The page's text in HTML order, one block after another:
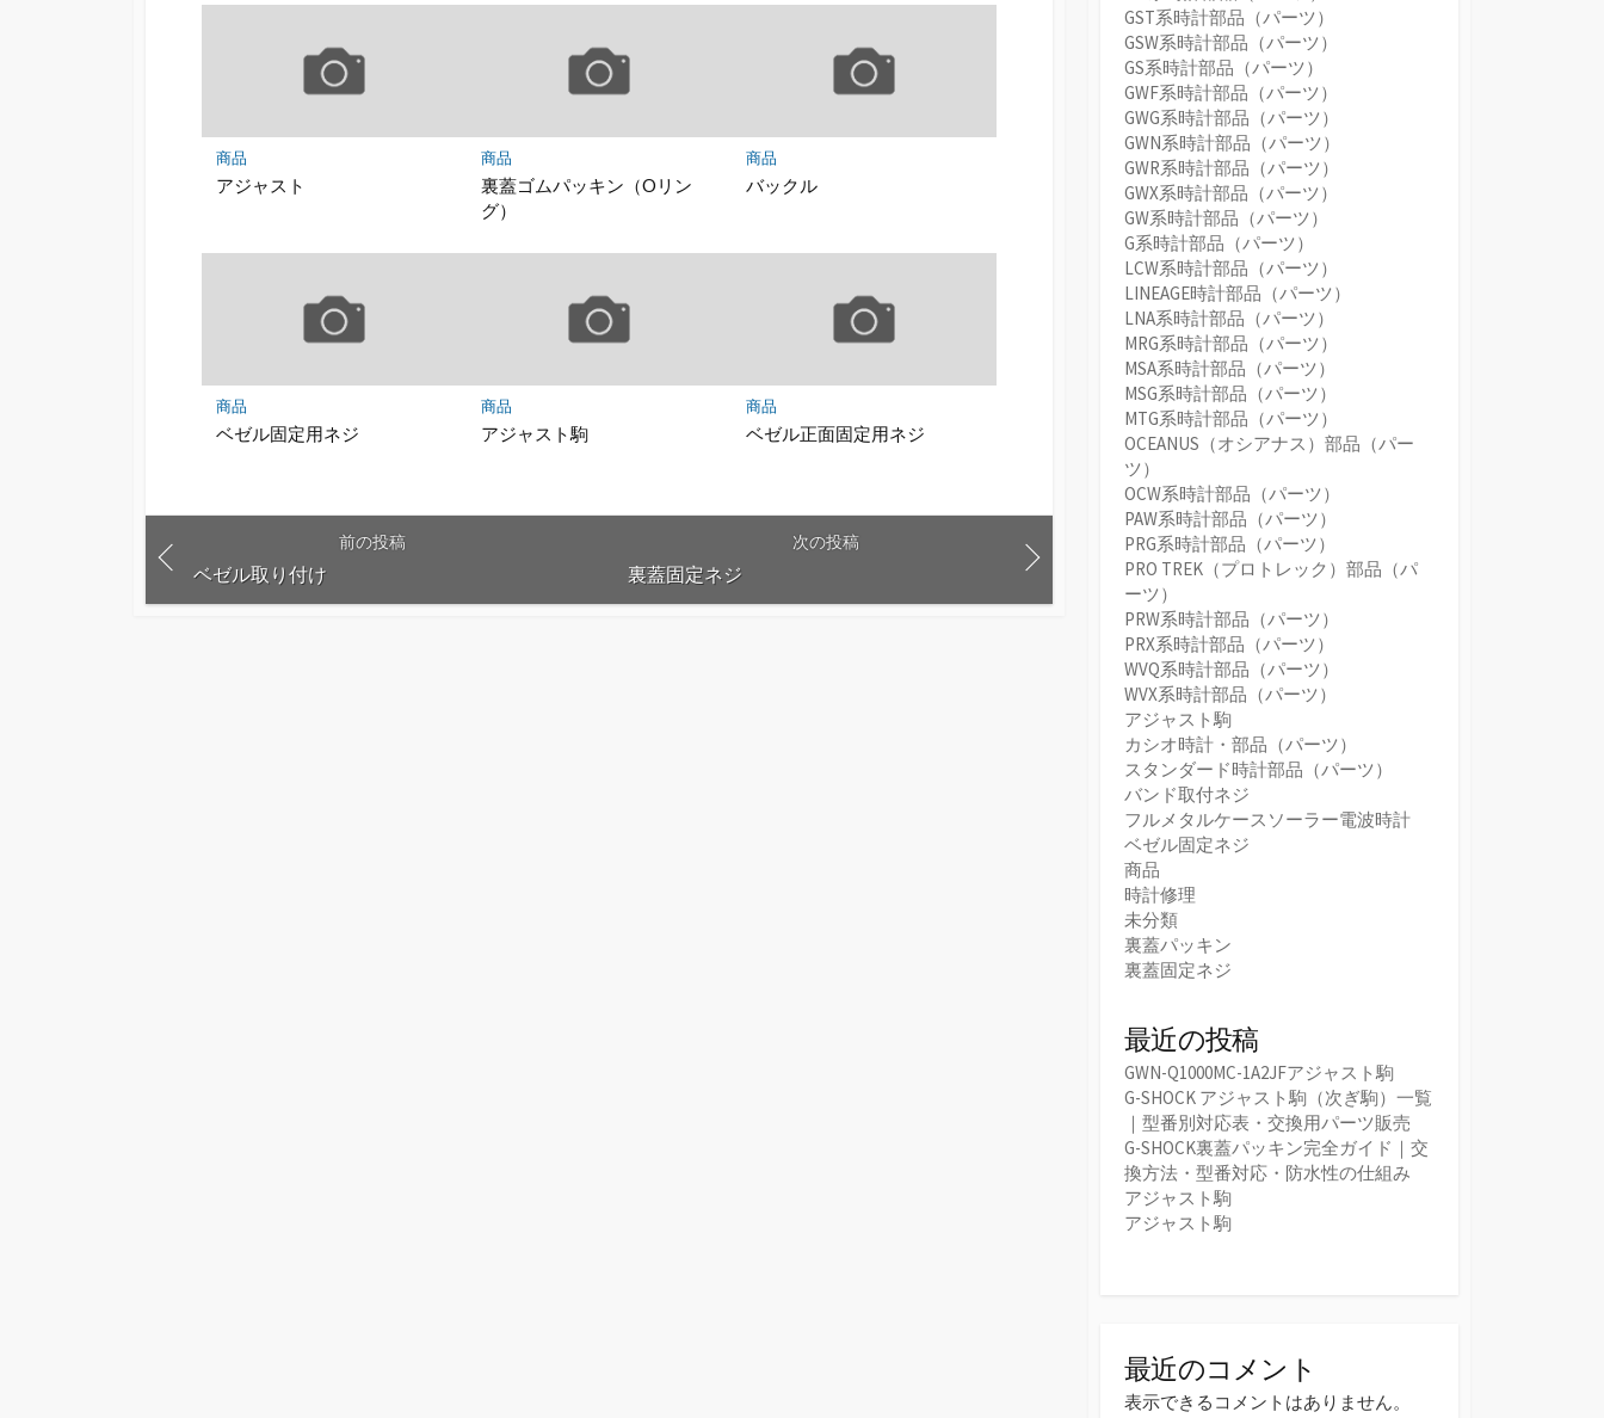
商品
アジャスト
商品
裏蓋ゴムパッキン（Oリン
グ）
商品
バックル
商品
ベゼル固定用ネジ
商品
アジャスト駒
商品
ベゼル正面固定用ネジ
前の投稿
ベゼル取り付け
次の投稿
裏蓋固定ネジ
GST系時計部品（パーツ）
GSW系時計部品（パーツ）
GS系時計部品（パーツ）
GWF系時計部品（パーツ）
GWG系時計部品（パーツ）
GWN系時計部品（パーツ）
GWR系時計部品（パーツ）
GWX系時計部品（パーツ）
GW系時計部品（パーツ）
G系時計部品（パーツ）
LCW系時計部品（パーツ）
LINEAGE時計部品（パーツ）
LNA系時計部品（パーツ）
MRG系時計部品（パーツ）
MSA系時計部品（パーツ）
MSG系時計部品（パーツ）
MTG系時計部品（パーツ）
OCEANUS（オシアナス）部品（パー
ツ）
OCW系時計部品（パーツ）
PAW系時計部品（パーツ）
PRG系時計部品（パーツ）
PRO TREK（プロトレック）部品（パ
ーツ）
PRW系時計部品（パーツ）
PRX系時計部品（パーツ）
WVQ系時計部品（パーツ）
WVX系時計部品（パーツ）
アジャスト駒
カシオ時計・部品（パーツ）
スタンダード時計部品（パーツ）
バンド取付ネジ
フルメタルケースソーラー電波時計
ベゼル固定ネジ
商品
時計修理
未分類
裏蓋パッキン
裏蓋固定ネジ
最近の投稿
GWN-Q1000MC-1A2JFアジャスト駒
G-SHOCK アジャスト駒（次ぎ駒）一覧
｜型番別対応表・交換用パーツ販売
G-SHOCK裏蓋パッキン完全ガイド｜交
換方法・型番対応・防水性の仕組み
アジャスト駒
アジャスト駒
最近のコメント
表示できるコメントはありません。